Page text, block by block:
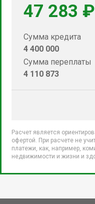
47 283 ₽
Сумма кредита
4 400 000
Сумма переплаты
4 110 873
Расчет является
офертой. При расчете не
платежи, как, например,
недвижимости и жизни и